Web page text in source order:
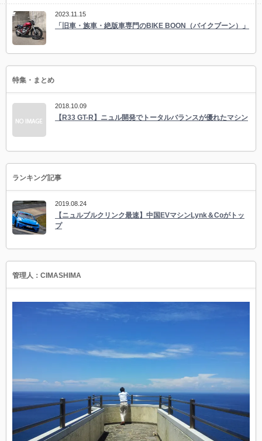
2023.11.15
「旧車・族車・絶版車専門のBIKE BOON（バイクブーン）」
特集・まとめ
2018.10.09
【R33 GT-R】ニュル開発でトータルバランスが優れたマシン
ランキング記事
2019.08.24
【ニュルブルクリンク最速】中国EVマシンLynk＆Coがトッ
プ
管理人：CIMASHIMA